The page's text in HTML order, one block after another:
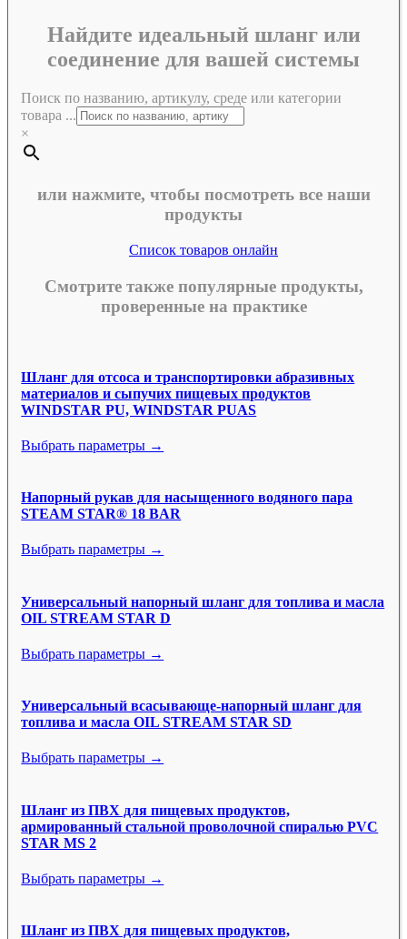
Найдите идеальный шланг или
соединение для вашей системы
Поиск по названию, артикулу, среде или категории
товара ...
×
или нажмите, чтобы посмотреть все наши
продукты
Список товаров онлайн
Смотрите также популярные продукты,
проверенные на практике
Шланг для отсоса и транспортировки абразивных
материалов и сыпучих пищевых продуктов
WINDSTAR PU, WINDSTAR PUAS
Выбрать параметры →
Напорный рукав для насыщенного водяного пара
STEAM STAR® 18 BAR
Выбрать параметры →
Универсальный напорный шланг для топлива и масла
OIL STREAM STAR D
Выбрать параметры →
Универсальный всасывающе-напорный шланг для
топлива и масла OIL STREAM STAR SD
Выбрать параметры →
Шланг из ПВХ для пищевых продуктов,
армированный стальной проволочной спиралью PVC
STAR MS 2
Выбрать параметры →
Шланг из ПВХ для пищевых продуктов,